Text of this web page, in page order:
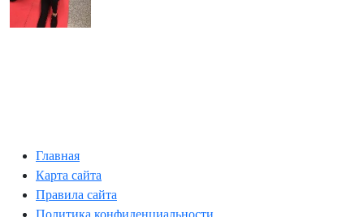
Главная
Карта сайта
Правила сайта
Политика конфиденциальности